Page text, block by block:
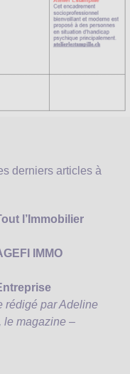
derniers articles à
l’Immobilier
IMMO
rédigé par Adeline
le magazine –